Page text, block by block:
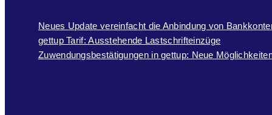
Neues Update vereinfacht die Anbindung von
gettup Tarif: Ausstehende Lastschrifteinzüge
Zuwendungsbestätigungen in gettup: Neue